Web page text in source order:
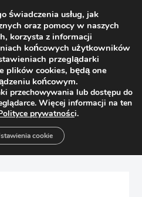
Organizacje szuflad
478x474mm Peka
świadczenia usług, jak
oraz pomocy w naszych
korzysta z informacji
końcowych użytkowników
przeglądarki
plików cookies, będą one
końcowym.
przechowywania lub dostępu do
Więcej informacji na ten
prywatności.
cookie